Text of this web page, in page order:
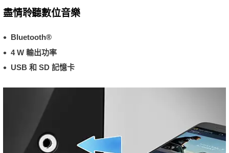
盡情聆聽數位音樂
Bluetooth®
4 W 輸出功率
USB 和 SD 記憶卡